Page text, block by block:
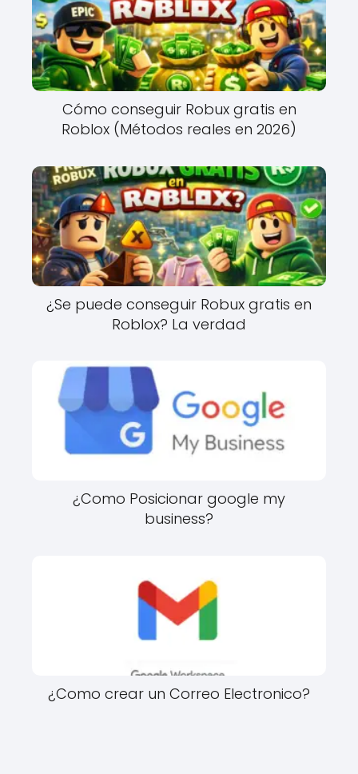
Cómo conseguir Robux gratis en
Roblox (Métodos reales en 2026)
¿Se puede conseguir Robux gratis en
Roblox? La verdad
¿Como Posicionar google my
business?
¿Como crear un Correo Electronico?